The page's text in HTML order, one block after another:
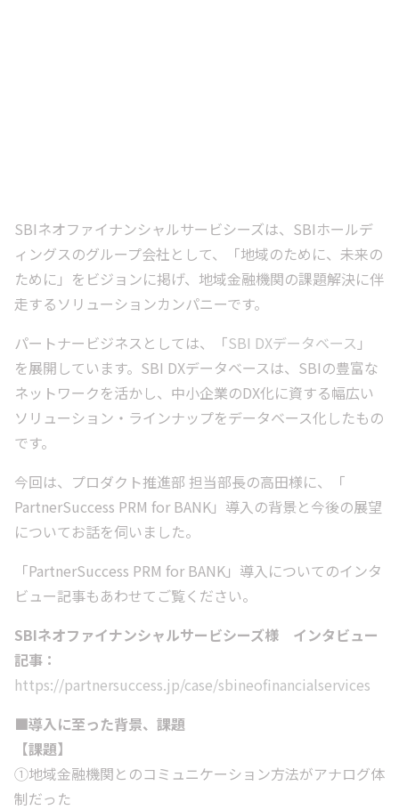
SBIネオファイナンシャルサービシーズは、SBIホールデ
ィングスのグループ会社として、「地域のために、未来の
ために」をビジョンに掲げ、地域金融機関の課題解決に伴
走するソリューションカンパニーです。
パートナービジネスとしては、「SBI DXデータベース 」
を展開しています。SBI DXデータベースは、SBIの豊富な
ネットワークを活かし、中小企業のDX化に資する幅広い
ソリューション・ラインナップをデータベース化したもの
です。
今回は、プロダクト推進部 担当部長の高田様に、「
PartnerSuccess PRM for BANK」導入の背景と今後の展望
についてお話を伺いました。
「PartnerSuccess PRM for BANK」導入についてのインタ
ビュー記事もあわせてご覧ください。
SBIネオファイナンシャルサービシーズ様 インタビュー
記事：
https://partnersuccess.jp/case/sbineofinancialservices
■導入に至った背景、課題
【課題】
①地域金融機関とのコミュニケーション方法がアナログ体
制だった